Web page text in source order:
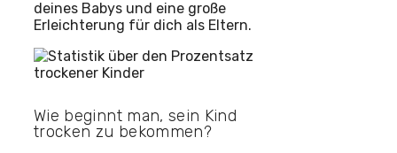
deines Babys und eine große
Erleichterung für dich als Eltern.
Wie beginnt man, sein Kind
trocken zu bekommen?